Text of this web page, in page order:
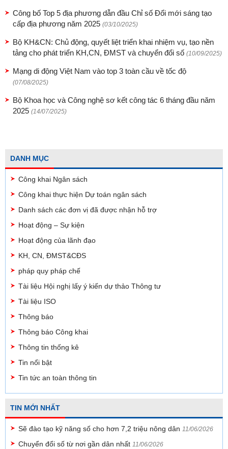
Công bố Top 5 địa phương dẫn đầu Chỉ số Đổi mới sáng tạo
cấp địa phương năm 2025 (03/10/2025)
Bộ KH&CN: Chủ động, quyết liệt triển khai nhiệm vụ, tạo nền
tảng cho phát triển KH,CN, ĐMST và chuyển đổi số (10/09/2025)
Mạng di động Việt Nam vào top 3 toàn cầu về tốc độ
(07/08/2025)
Bộ Khoa học và Công nghệ sơ kết công tác 6 tháng đầu năm
2025 (14/07/2025)
DANH MỤC
Công khai Ngân sách
Công khai thực hiện Dự toán ngân sách
Danh sách các đơn vị đã được nhận hỗ trợ
Hoạt động – Sự kiện
Hoạt động của lãnh đạo
KH, CN, ĐMST&CĐS
pháp quy pháp chế
Tài liệu Hội nghị lấy ý kiến dự thảo Thông tư
Tài liệu ISO
Thông báo
Thông báo Công khai
Thông tin thống kê
Tin nổi bật
Tin tức an toàn thông tin
TIN MỚI NHẤT
Sẽ đào tạo kỹ năng số cho hơn 7,2 triệu nông dân 11/06/2026
Chuyển đổi số từ nơi gần dân nhất 11/06/2026